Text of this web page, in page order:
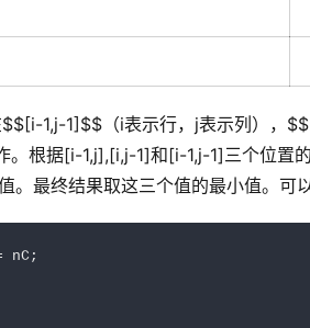
$$[i-1,j-1]$$（i表示行，j表示列），
。根据[i-1,j],[i,j-1]和[i-1,j-1]三个位置
最终结果取这三个值的最小值。可
nC;